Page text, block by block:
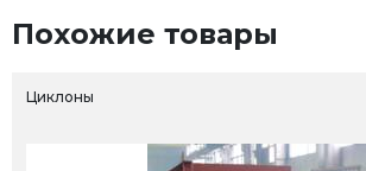
Похожие товары
Циклоны